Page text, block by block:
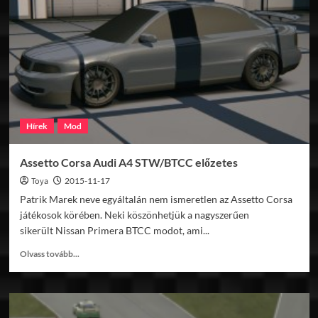
GT3
mod
előzetesek
Hírek Mod
Assetto Corsa Audi A4 STW/BTCC előzetes
Toya 2015-11-17
Patrik Marek neve egyáltalán nem ismeretlen az Assetto Corsa
játékosok körében. Neki köszönhetjük a nagyszerűen
sikerült Nissan Primera BTCC modot, ami...
Olvass tovább...
Assetto
Corsa